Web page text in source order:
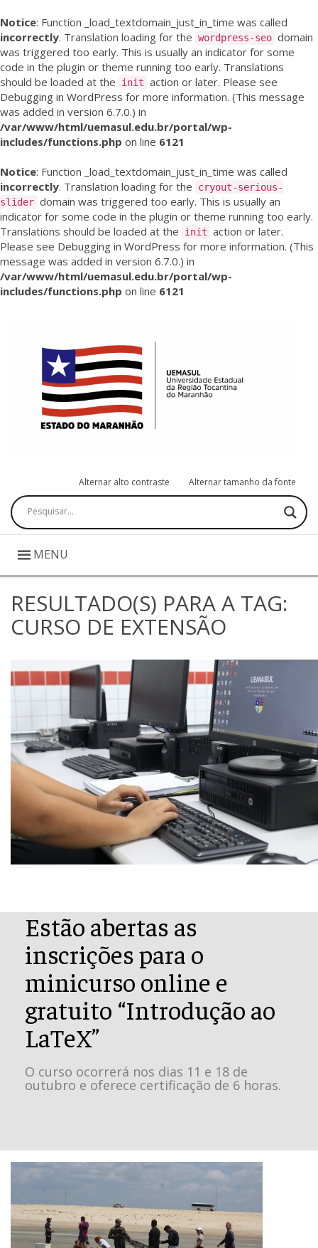
Notice: Function _load_textdomain_just_in_time was called
incorrectly. Translation loading for the wordpress-seo domain
was triggered too early. This is usually an indicator for some
code in the plugin or theme running too early. Translations
should be loaded at the
init action or later. Please see
Debugging in WordPress for more information. (This message
was added in version 6.7.0.) in
/var/www/html/uemasul.edu.br/portal/wp-
includes/functions.php on line 6121
Notice: Function _load_textdomain_just_in_time was called
incorrectly. Translation loading for the
cryout-serious-
slider domain was triggered too early. This is usually an
indicator for some code in the plugin or theme running too early.
Translations should be loaded at the
init action or later.
Please see Debugging in WordPress for more information. (This
message was added in version 6.7.0.) in
/var/www/html/uemasul.edu.br/portal/wp-
includes/functions.php on line 6121
Alternar alto contraste Alternar tamanho da fonte
Pesquisar
MENU
RESULTADO(S) PARA A TAG:
CURSO DE EXTENSÃO
Estão abertas as
inscrições para o
minicurso online e
gratuito “Introdução ao
LaTeX”
O curso ocorrerá nos dias 11 e 18 de
outubro e oferece certificação de 6 horas.